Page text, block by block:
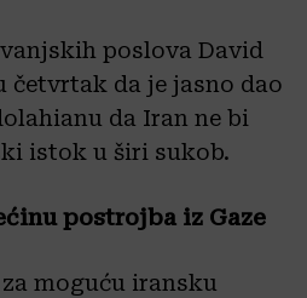
poslova David
četvrtak da je jasno dao
da Iran ne bi
istok u širi sukob.
postrojba iz Gaze
moguću iransku